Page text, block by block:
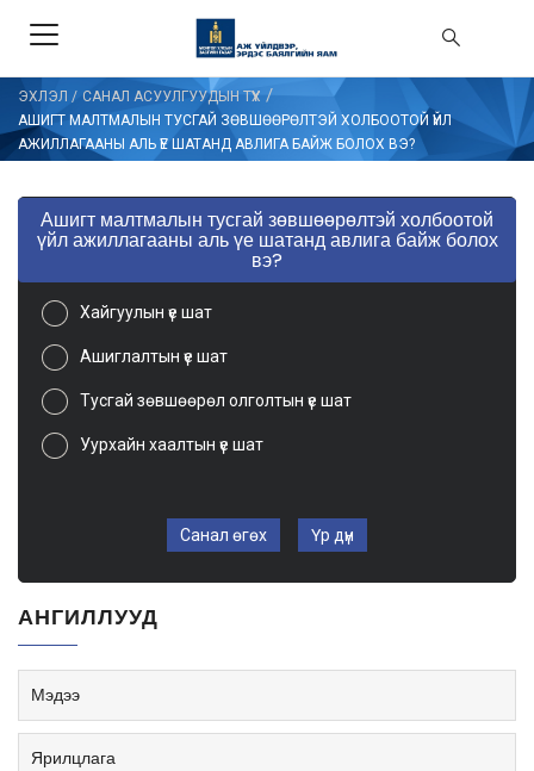
ЭХЛЭЛ / САНАЛ АСУУЛГУУДЫН ТҮҮХ /
АШИГТ МАЛТМАЛЫН ТУСГАЙ ЗӨВШӨӨРӨЛТЭЙ ХОЛБООТОЙ ҮЙЛ
АЖИЛЛАГААНЫ АЛЬ ҮЕ ШАТАНД АВЛИГА БАЙЖ БОЛОХ ВЭ?
Ашигт малтмалын тусгай зөвшөөрөлтэй холбоотой
үйл ажиллагааны аль үе шатанд авлига байж болох
вэ?
Хайгуулын үе шат
Ашиглалтын үе шат
Тусгай зөвшөөрөл олголтын үе шат
Уурхайн хаалтын үе шат
Санал өгөх Үр дүн
АНГИЛЛУУД
Мэдээ
Ярилцлага